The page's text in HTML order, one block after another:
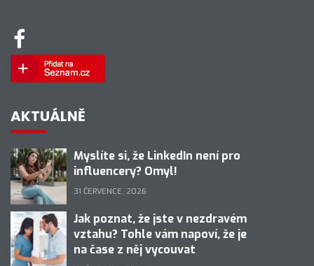
AKTUÁLNĚ
Myslíte si, že LinkedIn není pro
influencery? Omyl!
31 ČERVENCE, 2026
Jak poznat, že jste v nezdravém
vztahu? Tohle vám napoví, že je
na čase z něj vycouvat